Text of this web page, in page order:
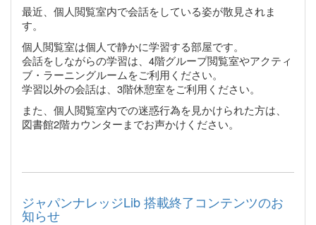
最近、個人閲覧室内で会話をしている姿が散見されま
す。
個人閲覧室は個人で静かに学習する部屋です。
会話をしながらの学習は、4階グループ閲覧室やアクティ
ブ・ラーニングルームをご利用ください。
学習以外の会話は、3階休憩室をご利用ください。
また、個人閲覧室内での迷惑行為を見かけられた方は、
図書館2階カウンターまでお声かけください。
ジャパンナレッジLib 搭載終了コンテンツのお
知らせ